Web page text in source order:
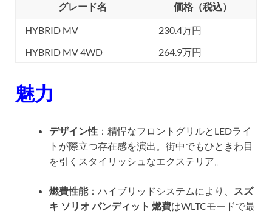
グレード名 価格（税込）
HYBRID MV
230.4万円
HYBRID MV 4WD
264.9万円
魅力
デザイン性 ：精悍なフロントグリルとLEDライ
トが際立つ存在感を演出。街中でもひときわ目
を引くスタイリッシュなエクステリア。
燃費性能：ハイブリッドシステムにより、
スズ
キ ソリオ バンディット 燃費はWLTCモードで最